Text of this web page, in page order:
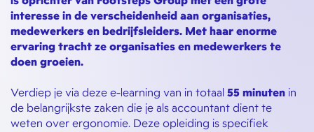
interesse in de verscheidenheid aan organisaties,
medewerkers en bedrijfsleiders. Met haar enorme
ervaring tracht ze organisaties en medewerkers te
doen groeien.
Verdiep je via deze e-learning van in totaal 55 minuten in
de belangrijkste zaken die je als accountant dient te
weten over ergonomie. Deze opleiding is specifiek